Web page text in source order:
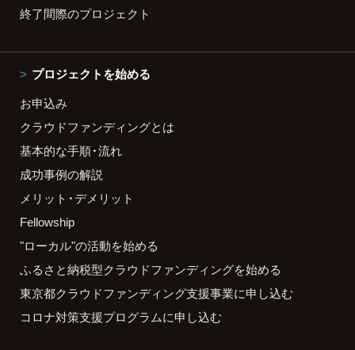
終了間際のプロジェクト
プロジェクトを始める
お申込み
クラウドファンディングとは
基本的な手順・流れ
成功事例の解説
メリット・デメリット
Fellowship
"ローカル"の活動を始める
ふるさと納税型クラウドファンディングを始める
東京都クラウドファンディング支援事業に申し込む
コロナ対策支援プログラムに申し込む